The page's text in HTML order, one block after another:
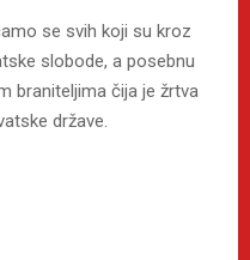
se svih koji su kroz
slobode, a posebnu
braniteljima čija je žrtva
države.